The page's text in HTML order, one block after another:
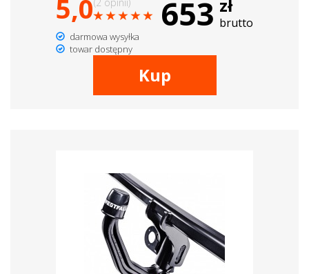
5,0
darmowa wysyłka
towar dostępny
653 zł
brutto
Kup